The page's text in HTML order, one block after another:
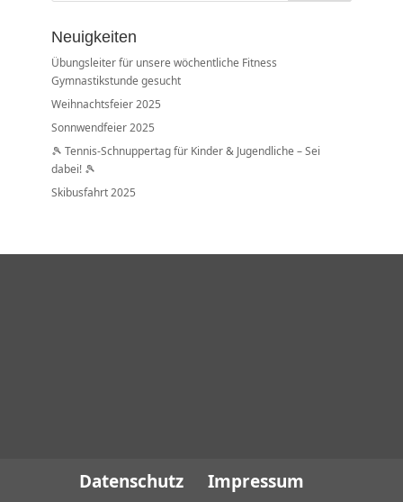
Neuigkeiten
Übungsleiter für unsere wöchentliche Fitness
Gymnastikstunde gesucht
Weihnachtsfeier 2025
Sonnwendfeier 2025
🎾 Tennis-Schnuppertag für Kinder & Jugendliche – Sei
dabei! 🎾
Skibusfahrt 2025
Datenschutz Impressum